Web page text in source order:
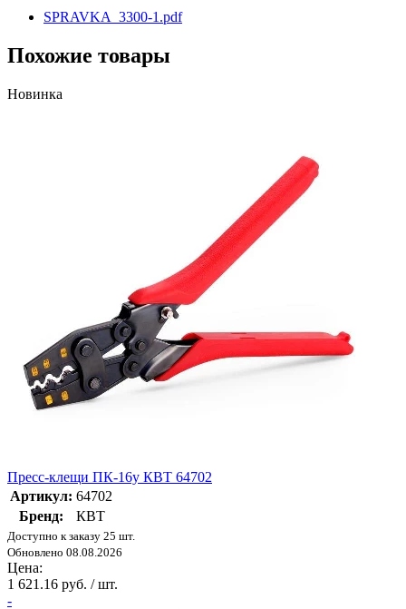
SPRAVKA_3300-1.pdf
Похожие товары
Новинка
Пресс-клещи ПК-16у КВТ 64702
Артикул: 64702
Бренд:
КВТ
Доступно к заказу 25 шт.
Обновлено 08.08.2026
Цена:
1 621.16 руб. / шт.
-